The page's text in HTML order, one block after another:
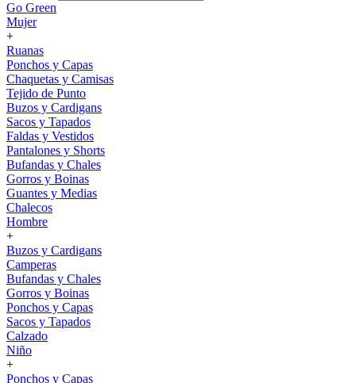
Go Green
Mujer
+
Ruanas
Ponchos y Capas
Chaquetas y Camisas
Tejido de Punto
Buzos y Cardigans
Sacos y Tapados
Faldas y Vestidos
Pantalones y Shorts
Bufandas y Chales
Gorros y Boinas
Guantes y Medias
Chalecos
Hombre
+
Buzos y Cardigans
Camperas
Bufandas y Chales
Gorros y Boinas
Ponchos y Capas
Sacos y Tapados
Calzado
Niño
+
Ponchos y Capas